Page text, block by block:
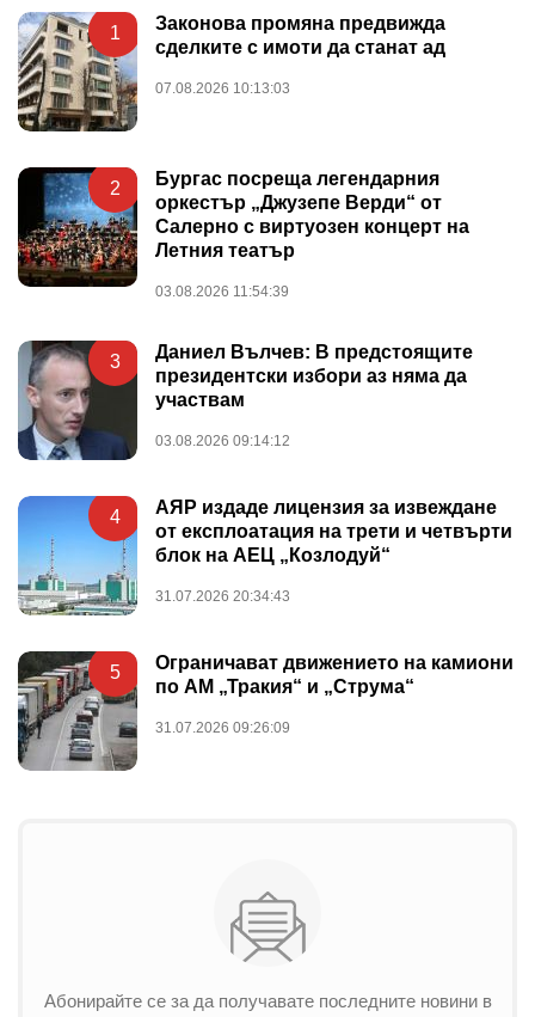
1
Законова промяна предвижда
сделките с имоти да станат ад
07.08.2026 10:13:03
2
Бургас посреща легендарния
оркестър „Джузепе Верди“ от
Салерно с виртуозен концерт на
Летния театър
03.08.2026 11:54:39
3
Даниел Вълчев: В предстоящите
президентски избори аз няма да
участвам
03.08.2026 09:14:12
4
АЯР издаде лицензия за извеждане
от експлоатация на трети и четвърти
блок на АЕЦ „Козлодуй“
31.07.2026 20:34:43
5
Ограничават движението на камиони
по АМ „Тракия“ и „Струма“
31.07.2026 09:26:09
Абонирайте се за да получавате последните новини в